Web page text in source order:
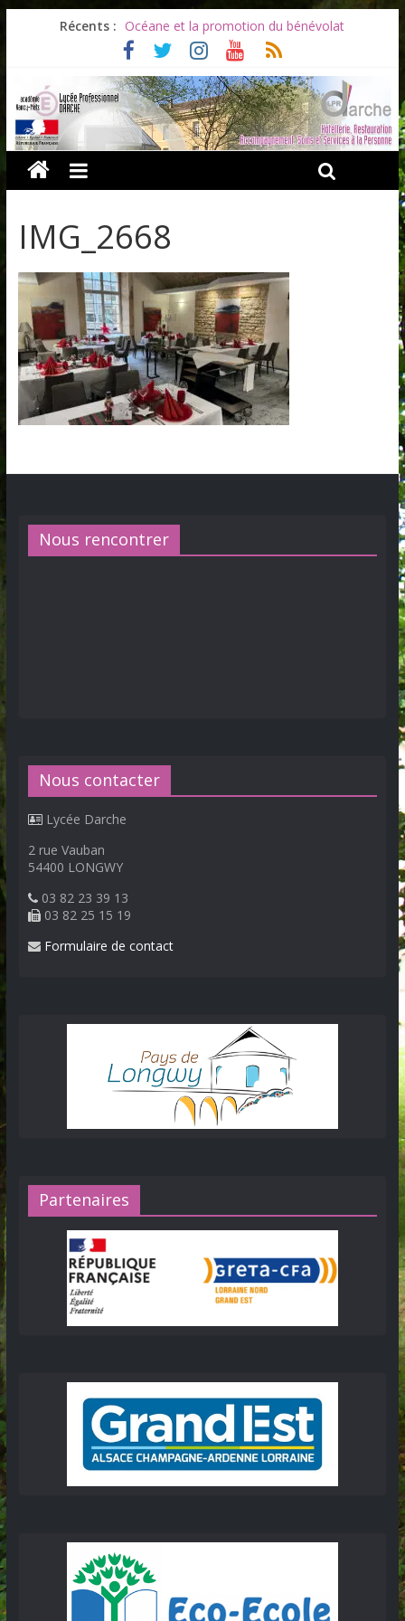
Récents : Océane et la promotion du bénévolat
Bonnes vacances à tous !
Infos rentrée septembre 2026
Soirée d’adieux au Lycée Darche
Les ULiS en haut du podium
IMG_2668
Nous rencontrer
Nous contacter
Lycée Darche
2 rue Vauban
54400 LONGWY
03 82 23 39 13
03 82 25 15 19
Formulaire de contact
Partenaires